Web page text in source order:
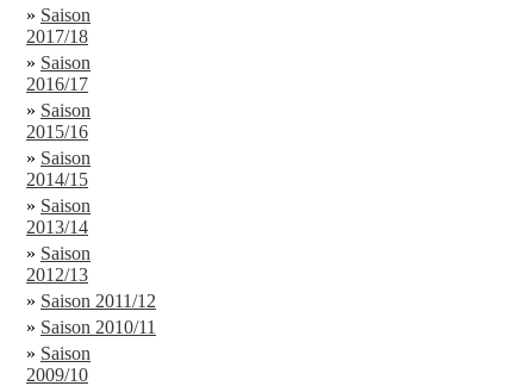
» Saison
2017/18
» Saison
2016/17
» Saison
2015/16
» Saison
2014/15
» Saison
2013/14
» Saison
2012/13
» Saison 2011/12
» Saison 2010/11
» Saison
2009/10